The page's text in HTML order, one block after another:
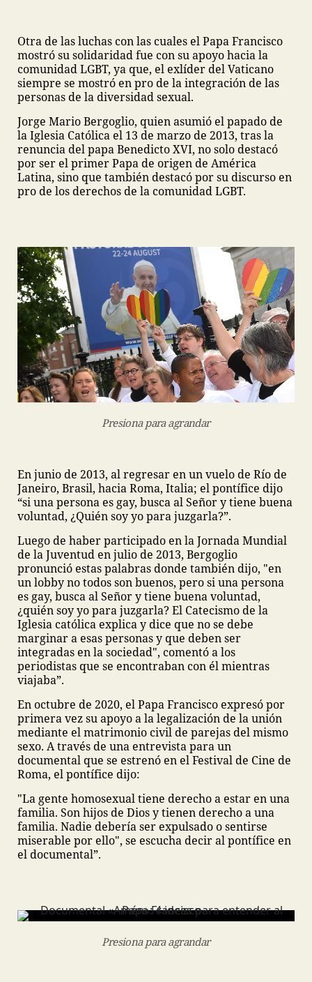
Otra de las luchas con las cuales el Papa Francisco
mostró su solidaridad fue con su apoyo hacia la
comunidad LGBT, ya que, el exlíder del Vaticano
siempre se mostró en pro de la integración de las
personas de la diversidad sexual.
Jorge Mario Bergoglio, quien asumió el papado de
la Iglesia Católica el 13 de marzo de 2013, tras la
renuncia del papa Benedicto XVI, no solo destacó
por ser el primer Papa de origen de América
Latina, sino que también destacó por su discurso en
pro de los derechos de la comunidad LGBT.
Presiona para agrandar
En junio de 2013, al regresar en un vuelo de Río de
Janeiro, Brasil, hacia Roma, Italia; el pontífice dijo
“si una persona es gay, busca al Señor y tiene buena
voluntad, ¿Quién soy yo para juzgarla?”.
Luego de haber participado en la Jornada Mundial
de la Juventud en julio de 2013, Bergoglio
pronunció estas palabras donde también dijo, "en
un lobby no todos son buenos, pero si una persona
es gay, busca al Señor y tiene buena voluntad,
¿quién soy yo para juzgarla? El Catecismo de la
Iglesia católica explica y dice que no se debe
marginar a esas personas y que deben ser
integradas en la sociedad", comentó a los
periodistas que se encontraban con él mientras
viajaba”.
En octubre de 2020, el Papa Francisco expresó por
primera vez su apoyo a la legalización de la unión
mediante el matrimonio civil de parejas del mismo
sexo. A través de una entrevista para un
documental que se estrenó en el Festival de Cine de
Roma, el pontífice dijo:
"La gente homosexual tiene derecho a estar en una
familia. Son hijos de Dios y tienen derecho a una
familia. Nadie debería ser expulsado o sentirse
miserable por ello", se escucha decir al pontífice en
el documental”.
Presiona para agrandar